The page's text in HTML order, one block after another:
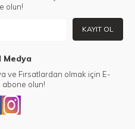
olun!
KAYIT OL
Medya
ve Fırsatlardan olmak için E-
abone olun!